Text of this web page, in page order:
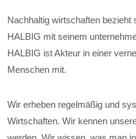
Nachhaltig wirtschaften
HALBIG mit seinem
HALBIG ist Akteur in einer
Menschen mit.
Wir erheben regelmäßig und
Wirtschaften. Wir kennen